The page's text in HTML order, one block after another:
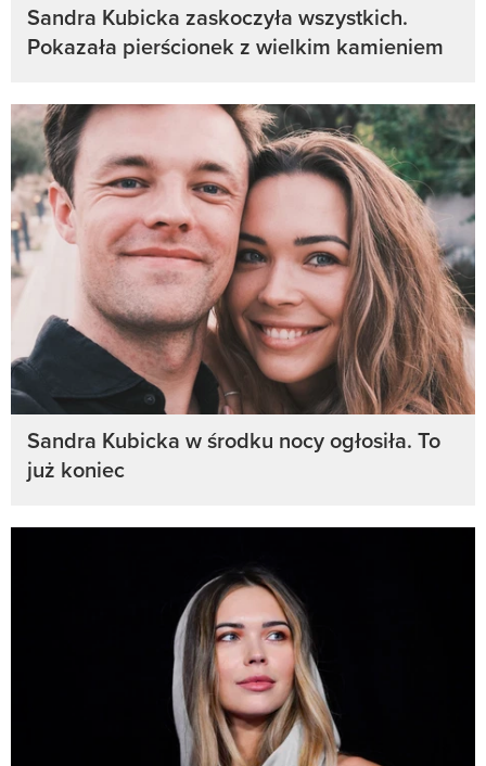
Sandra Kubicka zaskoczyła wszystkich.
Pokazała pierścionek z wielkim kamieniem
Sandra Kubicka w środku nocy ogłosiła. To
już koniec